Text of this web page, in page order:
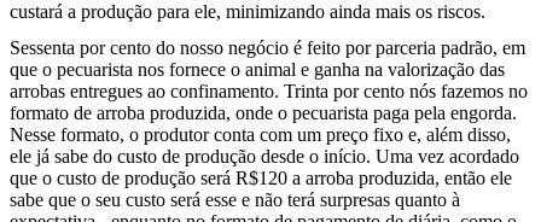
custará a produção para ele, minimizando ainda mais os riscos.
Sessenta por cento do nosso negócio é feito por parceria padrão, em
que o pecuarista nos fornece o animal e ganha na valorização das
arrobas entregues ao confinamento. Trinta por cento nós fazemos no
formato de arroba produzida, onde o pecuarista paga pela engorda.
Nesse formato, o produtor conta com um preço fixo e, além disso,
ele já sabe do custo de produção desde o início. Uma vez acordado
que o custo de produção será R$120 a arroba produzida, então ele
sabe que o seu custo será esse e não terá surpresas quanto à